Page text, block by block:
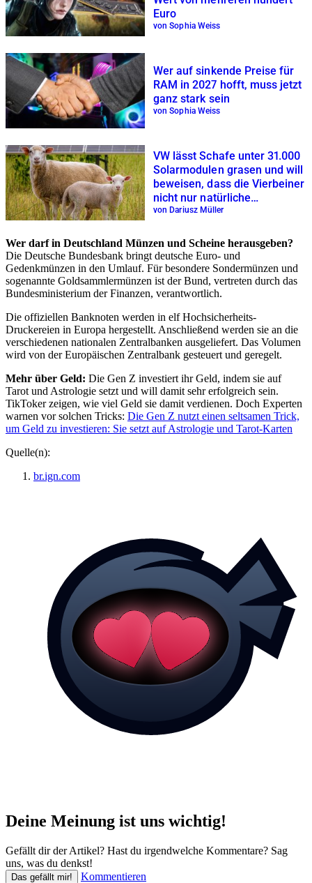
Euro
von Sophia Weiss
Wer auf sinkende Preise für
RAM in 2027 hofft, muss jetzt
ganz stark sein
von Sophia Weiss
VW lässt Schafe unter 31.000
Solarmodulen grasen und will
beweisen, dass die Vierbeiner
nicht nur natürliche
Rasenmäher sind
von Dariusz Müller
Wer darf in Deutschland Münzen und Scheine herausgeben?
Die Deutsche Bundesbank bringt deutsche Euro- und
Gedenkmünzen in den Umlauf. Für besondere Sondermünzen und
sogenannte Goldsammlermünzen ist der Bund, vertreten durch das
Bundesministerium der Finanzen, verantwortlich.
Die offiziellen Banknoten werden in elf Hochsicherheits-
Druckereien in Europa hergestellt. Anschließend werden sie an die
verschiedenen nationalen Zentralbanken ausgeliefert. Das Volumen
wird von der Europäischen Zentralbank gesteuert und geregelt.
Mehr über Geld: Die Gen Z investiert ihr Geld, indem sie auf
Tarot und Astrologie setzt und will damit sehr erfolgreich sein.
TikToker zeigen, wie viel Geld sie damit verdienen. Doch Experten
warnen vor solchen Tricks: Die Gen Z nutzt einen seltsamen Trick,
um Geld zu investieren: Sie setzt auf Astrologie und Tarot-Karten
Quelle(n):
br.ign.com
Deine Meinung ist uns wichtig!
Gefällt dir der Artikel? Hast du irgendwelche Kommentare? Sag
uns, was du denkst!
Das gefällt mir! Kommentieren